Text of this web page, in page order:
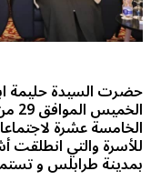
حضرت السيدة حليمة
الخامسة عشرة
للأسرة والتي انطلقت
بمدينة طرابلس و